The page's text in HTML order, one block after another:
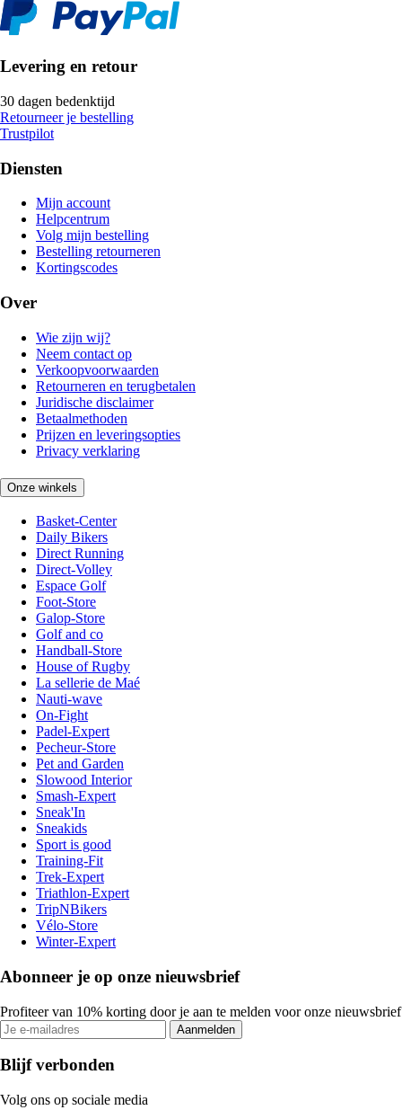
Levering en retour
30 dagen bedenktijd
Retourneer je bestelling
Trustpilot
Diensten
Mijn account
Helpcentrum
Volg mijn bestelling
Bestelling retourneren
Kortingscodes
Over
Wie zijn wij?
Neem contact op
Verkoopvoorwaarden
Retourneren en terugbetalen
Juridische disclaimer
Betaalmethoden
Prijzen en leveringsopties
Privacy verklaring
Onze winkels
Basket-Center
Daily Bikers
Direct Running
Direct-Volley
Espace Golf
Foot-Store
Galop-Store
Golf and co
Handball-Store
House of Rugby
La sellerie de Maé
Nauti-wave
On-Fight
Padel-Expert
Pecheur-Store
Pet and Garden
Slowood Interior
Smash-Expert
Sneak'In
Sneakids
Sport is good
Training-Fit
Trek-Expert
Triathlon-Expert
TripNBikers
Vélo-Store
Winter-Expert
Abonneer je op onze nieuwsbrief
Profiteer van 10% korting door je aan te melden voor onze nieuwsbrief
Aanmelden
Blijf verbonden
Volg ons op sociale media